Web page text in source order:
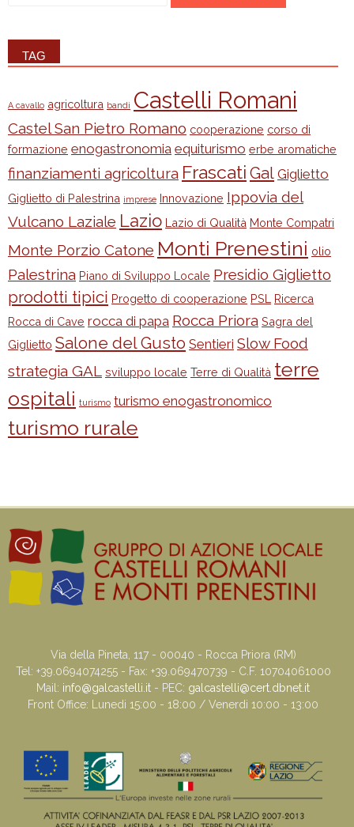
TAG
A cavallo agricoltura bandi Castelli Romani
Castel San Pietro Romano cooperazione corso di
formazione enogastronomia equiturismo erbe aromatiche
finanziamenti agricoltura Frascati Gal Giglietto
Giglietto di Palestrina imprese Innovazione Ippovia del
Vulcano Laziale Lazio Lazio di Qualità Monte Compatri
Monte Porzio Catone Monti Prenestini olio
Palestrina Piano di Sviluppo Locale Presidio Giglietto
prodotti tipici Progetto di cooperazione PSL
Ricerca
Rocca di Cave rocca di papa Rocca Priora Sagra del
Giglietto Salone del Gusto Sentieri Slow Food
strategia GAL sviluppo locale Terre di Qualità terre
ospitali turismo turismo enogastronomico
turismo rurale
Via della Pineta, 117 - 00040 - Rocca Priora (RM)
Tel: +39.0694074255 - Fax: +39.069470739 - C.F. 10704061000
Mail: info@galcastelli.it - PEC: galcastelli@cert.dbnet.it
Front Office: Lunedi 15:00 - 18:00 / Venerdi 10:00 - 13:00